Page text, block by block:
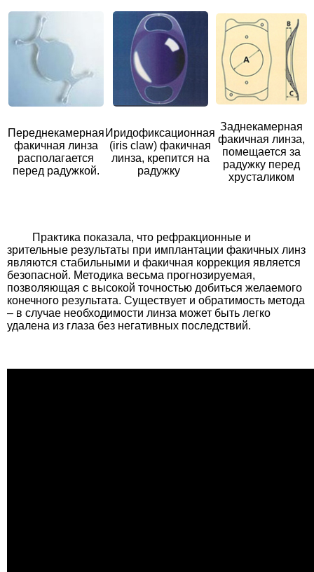
Переднекамерная
факичная линза
располагается
перед радужкой.
Иридофиксационная
(iris claw) факичная
линза, крепится на
радужку
Заднекамерная
факичная линза,
помещается за
радужку перед
хрусталиком
Практика показала, что рефракционные и
зрительные результаты при имплантации факичных линз
являются стабильными и факичная коррекция является
безопасной. Методика весьма прогнозируемая,
позволяющая с высокой точностью добиться желаемого
конечного результата. Существует и обратимость метода
– в случае необходимости линза может быть легко
удалена из глаза без негативных последствий.